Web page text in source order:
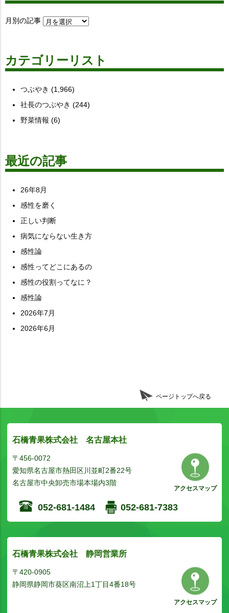
月別の記事
カテゴリーリスト
つぶやき (1,966)
社長のつぶやき (244)
野菜情報 (6)
最近の記事
26年8月
感性を磨く
正しい判断
病気にならない生き方
感性論
感性ってどこにあるの
感性の役割ってなに？
感性論
2026年7月
2026年6月
ページトップへ戻る
石橋青果株式会社 名古屋本社
〒456-0072
愛知県名古屋市熱田区川並町2番22号
名古屋市中央卸売市場本場内3階
アクセスマップ
052-681-1484 052-681-7383
石橋青果株式会社 静岡営業所
〒420-0905
静岡県静岡市葵区南沼上1丁目4番18号
アクセスマップ